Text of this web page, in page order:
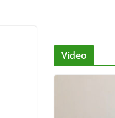
Video